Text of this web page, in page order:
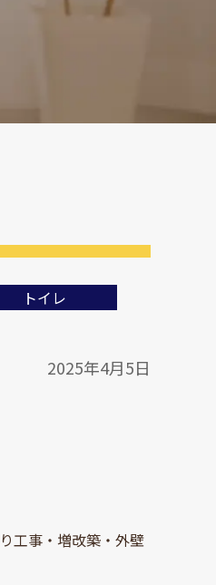
トイレ
2025年4月5日
工事・増改築・外壁